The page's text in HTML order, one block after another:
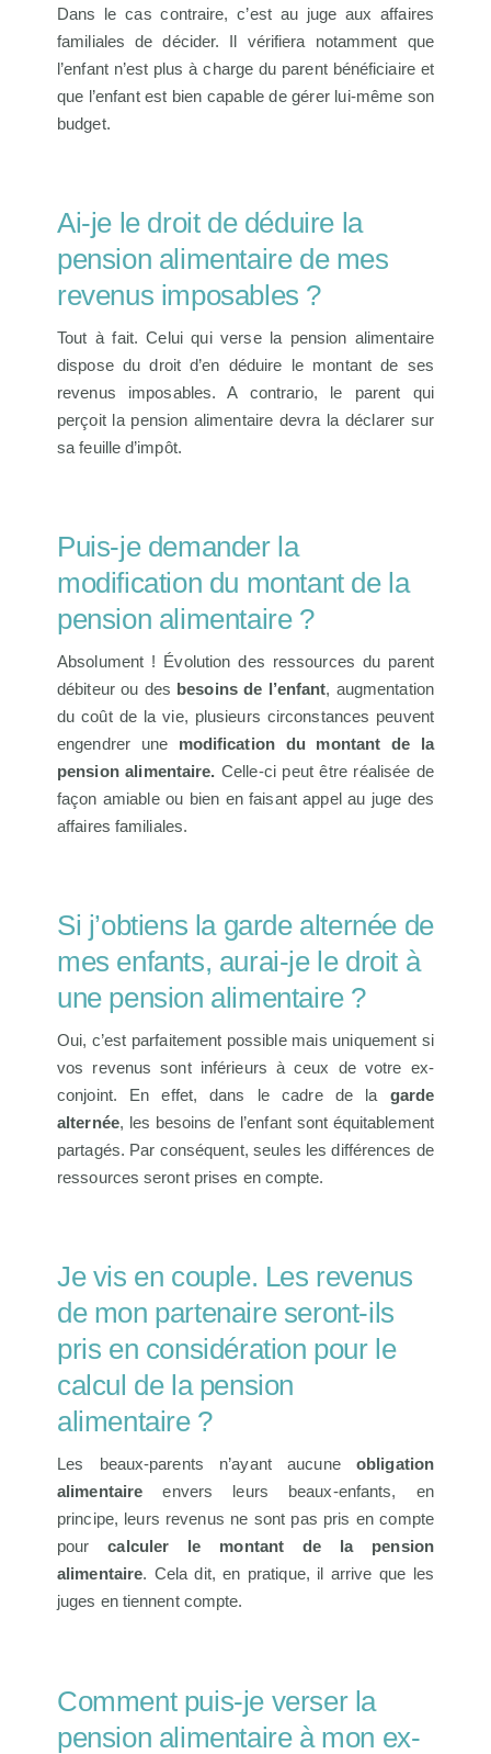
Dans le cas contraire, c’est au juge aux affaires
familiales de décider. Il vérifiera notamment que
l’enfant n’est plus à charge du parent bénéficiaire et
que l’enfant est bien capable de gérer lui-même son
budget.
Ai-je le droit de déduire la
pension alimentaire de mes
revenus imposables ?
Tout à fait. Celui qui verse la pension alimentaire
dispose du droit d’en déduire le montant de ses
revenus imposables. A contrario, le parent qui
perçoit la pension alimentaire devra la déclarer sur
sa feuille d’impôt.
Puis-je demander la
modification du montant de la
pension alimentaire ?
Absolument ! Évolution des ressources du parent
débiteur ou des besoins de l’enfant, augmentation
du coût de la vie, plusieurs circonstances peuvent
engendrer unemodification du montant de la
pension alimentaire. Celle-ci peut être réalisée de
façon amiable ou bien en faisant appel au juge des
affaires familiales.
Si j’obtiens la garde alternée de
mes enfants, aurai-je le droit à
une pension alimentaire ?
Oui, c’est parfaitement possible mais uniquement si
vos revenus sont inférieurs à ceux de votre ex-
conjoint. En effet, dans le cadre de la garde
alternée, les besoins de l’enfant sont équitablement
partagés. Par conséquent, seules les différences de
ressources seront prises en compte.
Je vis en couple. Les revenus
de mon partenaire seront-ils
pris en considération pour le
calcul de la pension
alimentaire ?
Les beaux-parents n’ayant aucune obligation
alimentaire envers leurs beaux-enfants, en
principe, leurs revenus ne sont pas pris en compte
pourcalculer le montant de la pension
alimentaire. Cela dit, en pratique, il arrive que les
juges en tiennent compte.
Comment puis-je verser la
pension alimentaire à mon ex-